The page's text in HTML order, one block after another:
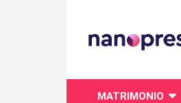
content
MATRIMONIO